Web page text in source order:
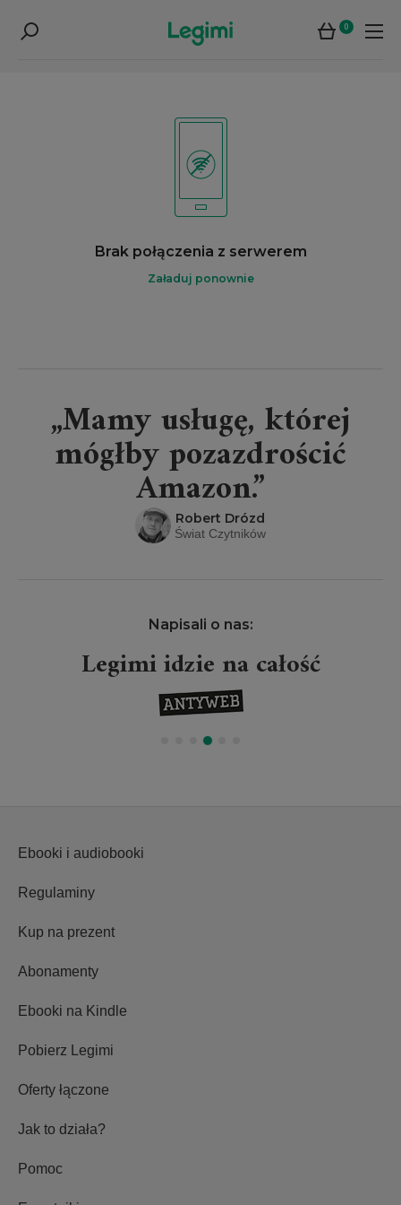
0
Brak połączenia z serwerem
Załaduj ponownie
„Mamy usługę, której
mógłby pozazdrościć
Amazon.”
Robert Drózd
Świat Czytników
Napisali o nas:
Legimi idzie na całość
Ebooki i audiobooki
Regulaminy
Kup na prezent
Abonamenty
Ebooki na Kindle
Pobierz Legimi
Oferty łączone
Jak to działa?
Pomoc